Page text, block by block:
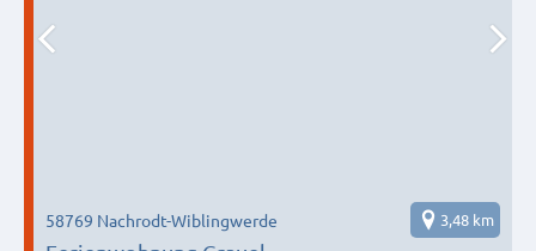
58769 Nachrodt-Wiblingwerde 3,48 km